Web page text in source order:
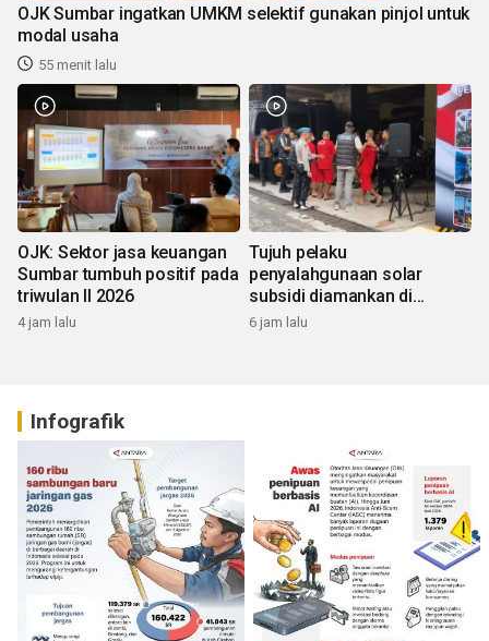
OJK Sumbar ingatkan UMKM selektif gunakan pinjol untuk
modal usaha
55 menit lalu
OJK: Sektor jasa keuangan
Sumbar tumbuh positif pada
triwulan II 2026
4 jam lalu
Tujuh pelaku
penyalahgunaan solar
subsidi diamankan di
Sumbar
6 jam lalu
Infografik